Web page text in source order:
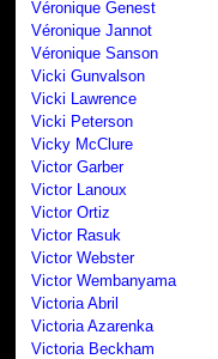
Véronique Genest
Véronique Jannot
Véronique Sanson
Vicki Gunvalson
Vicki Lawrence
Vicki Peterson
Vicky McClure
Victor Garber
Victor Lanoux
Victor Ortiz
Victor Rasuk
Victor Webster
Victor Wembanyama
Victoria Abril
Victoria Azarenka
Victoria Beckham